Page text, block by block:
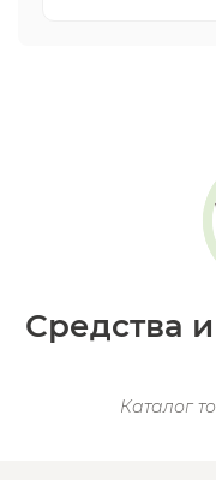
Средства
Каталог